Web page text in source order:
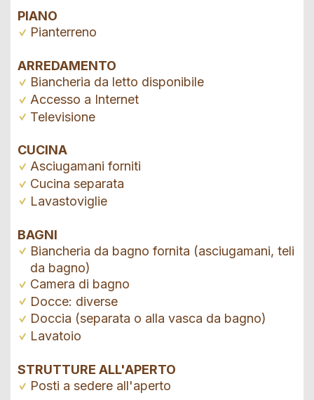
PIANO
Pianterreno
ARREDAMENTO
Biancheria da letto disponibile
Accesso a Internet
Televisione
CUCINA
Asciugamani forniti
Cucina separata
Lavastoviglie
BAGNI
Biancheria da bagno fornita (asciugamani, teli
da bagno)
Camera di bagno
Docce: diverse
Doccia (separata o alla vasca da bagno)
Lavatoio
STRUTTURE ALL'APERTO
Posti a sedere all'aperto